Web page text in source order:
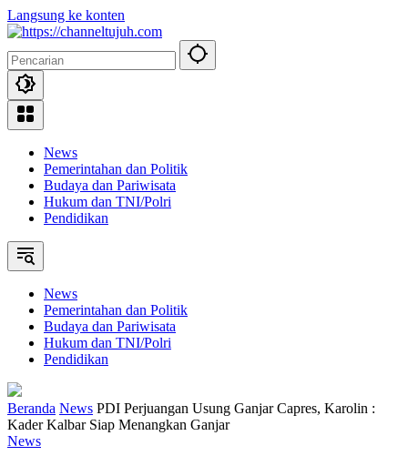
Langsung ke konten
News
Pemerintahan dan Politik
Budaya dan Pariwisata
Hukum dan TNI/Polri
Pendidikan
News
Pemerintahan dan Politik
Budaya dan Pariwisata
Hukum dan TNI/Polri
Pendidikan
Beranda News PDI Perjuangan Usung Ganjar Capres, Karolin :
Kader Kalbar Siap Menangkan Ganjar
News